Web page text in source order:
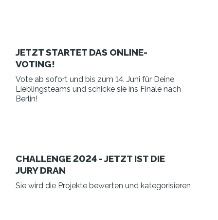
JETZT STARTET DAS ONLINE-
VOTING!
Vote ab sofort und bis zum 14. Juni für Deine
Lieblingsteams und schicke sie ins Finale nach
Berlin!
CHALLENGE 2024 - JETZT IST DIE
JURY DRAN
Sie wird die Projekte bewerten und kategorisieren